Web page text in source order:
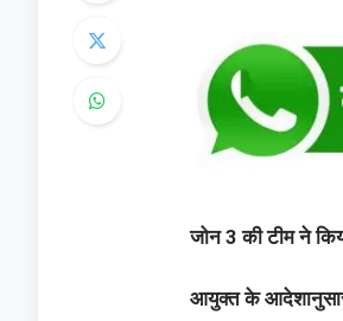
जोन 3 की टीम ने
आयुक्त के आदेशानुसार